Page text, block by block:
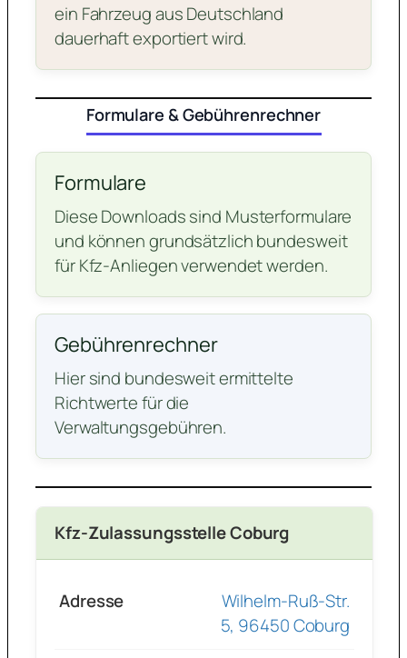
ein Fahrzeug aus Deutschland
dauerhaft exportiert wird.
Formulare & Gebührenrechner
Formulare
Diese Downloads sind Musterformulare
und können grundsätzlich bundesweit
für Kfz-Anliegen verwendet werden.
Gebührenrechner
Hier sind bundesweit ermittelte
Richtwerte für die
Verwaltungsgebühren.
Kfz-Zulassungsstelle Coburg
Adresse
Wilhelm-Ruß-Str.
5, 96450 Coburg